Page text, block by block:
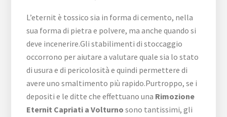
L’eternit è tossico sia in forma di cemento, nella
sua forma di pietra e polvere, ma anche quando si
deve incenerire.Gli stabilimenti di stoccaggio
occorrono per aiutare a valutare quale sia lo stato
di usura e di pericolosità e quindi permettere di
avere uno smaltimento più rapido.Purtroppo, se i
depositi e le ditte che effettuano una Rimozione
Eternit Capriati a Volturno sono tantissimi, gli